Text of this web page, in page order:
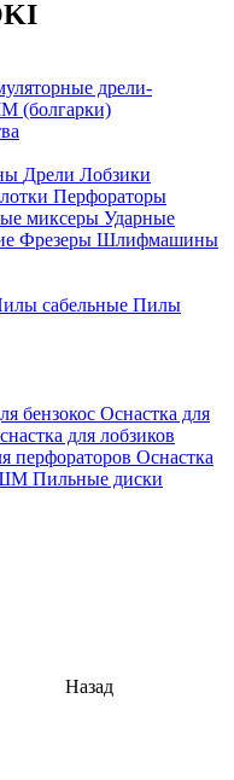
дрели-
(болгарки)
Дрели Лобзики
Перфораторы
миксеры Ударные
Фрезеры Шлифмашины
сабельные Пилы
бензокос Оснастка для
для лобзиков
перфораторов Оснастка
Пильные диски
Назад